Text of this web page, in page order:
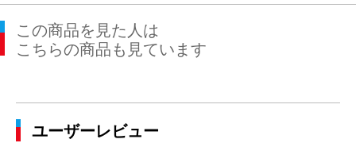
この商品を見た人は
こちらの商品も見ています
ユーザーレビュー